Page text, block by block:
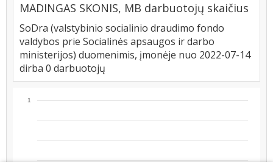
MADINGAS SKONIS, MB darbuotojų skaičius
SoDra (valstybinio socialinio draudimo fondo
valdybos prie Socialinės apsaugos ir darbo
ministerijos) duomenimis, įmonėje nuo 2022-07-14
dirba 0 darbuotojų
1